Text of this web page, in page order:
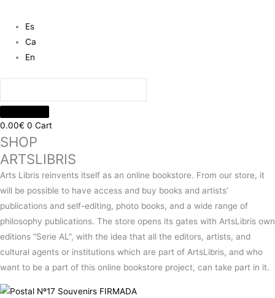
Es
Ca
En
0.00€ 0 Cart
SHOP
ARTSLIBRIS
Arts Libris reinvents itself as an online bookstore. From our store, it
will be possible to have access and buy books and artists’
publications and self-editing, photo books, and a wide range of
philosophy publications. The store opens its gates with ArtsLibris own
editions “Serie AL”, with the idea that all the editors, artists, and
cultural agents or institutions which are part of ArtsLibris, and who
want to be a part of this online bookstore project, can take part in it.